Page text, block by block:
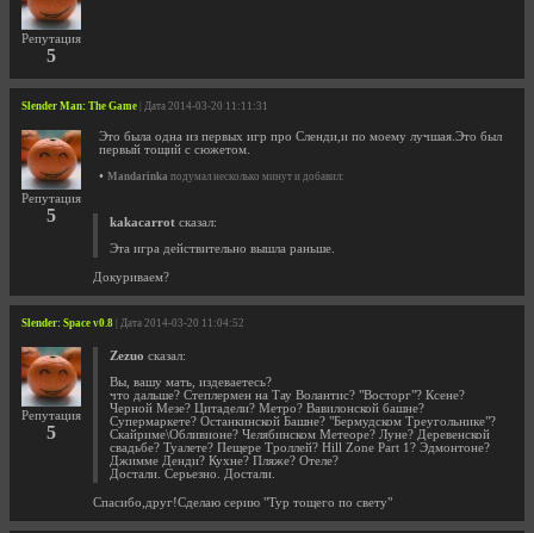
Репутация
5
Slender Man: The Game | Дата 2014-03-20 11:11:31
Репутация
5
Это была одна из первых игр про Сленди,и по моему лучшая.Это был
первый тощий с сюжетом.
• Mandarinka подумал несколько минут и добавил:
kakacarrot сказал:
Эта игра действительно вышла раньше.
Докуриваем?
Slender: Space v0.8 | Дата 2014-03-20 11:04:52
Репутация
5
Zezuo сказал:
Вы, вашу мать, издеваетесь?
что дальше? Степлермен на Тау Волантис? "Восторг"? Ксене?
Черной Мезе? Цитадели? Метро? Вавилонской башне?
Супермаркете? Останкинской Башне? "Бермудском Треугольнике"?
Скайриме\Обливионе? Челябинском Метеоре? Луне? Деревенской
свадьбе? Туалете? Пещере Троллей? Hill Zone Part 1? Эдмонтоне?
Джимме Денди? Кухне? Пляже? Отеле?
Достали. Серьезно. Достали.
Спасибо,друг!Сделаю серию "Тур тощего по свету"